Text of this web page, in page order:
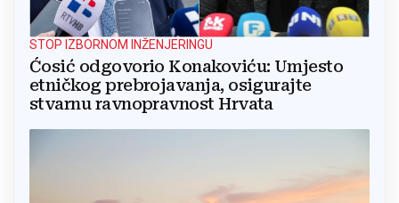
STOP IZBORNOM INŽENJERINGU
Ćosić odgovorio Konakoviću: Umjesto
etničkog prebrojavanja, osigurajte
stvarnu ravnopravnost Hrvata